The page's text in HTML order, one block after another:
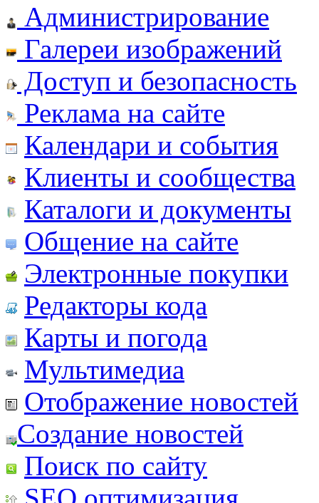
Администрирование
Галереи изображений
Доступ и безопасность
Реклама на сайте
Календари и события
Клиенты и сообщества
Каталоги и документы
Общение на сайте
Электронные покупки
Редакторы кода
Карты и погода
Мультимедиа
Отображение новостей
Создание новостей
Поиск по сайту